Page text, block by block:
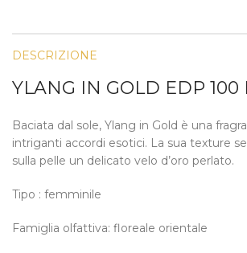
DESCRIZIONE
YLANG IN GOLD EDP 100
Baciata dal sole, Ylang in Gold è una
intriganti accordi esotici. La sua texture
sulla pelle un delicato velo d’oro perlato.
Tipo : femminile
Famiglia olfattiva: floreale orientale